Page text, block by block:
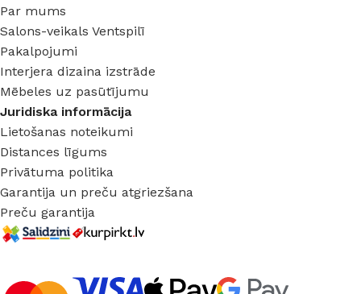
Par mums
Salons-veikals Ventspilī
Pakalpojumi
Interjera dizaina izstrāde
Mēbeles uz pasūtījumu
Juridiska informācija
Lietošanas noteikumi
Distances līgums
Privātuma politika
Garantija un preču atgriezšana
Preču garantija